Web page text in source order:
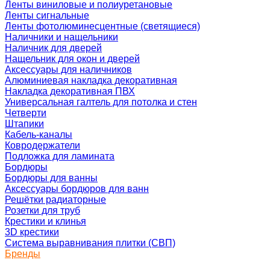
Ленты виниловые и полиуретановые
Ленты сигнальные
Ленты фотолюминесцентные (светящиеся)
Наличники и нащельники
Наличник для дверей
Нащельник для окон и дверей
Аксессуары для наличников
Алюминиевая накладка декоративная
Накладка декоративная ПВХ
Универсальная галтель для потолка и стен
Четверти
Штапики
Кабель-каналы
Ковродержатели
Подложка для ламината
Бордюры
Бордюры для ванны
Аксессуары бордюров для ванн
Решётки радиаторные
Розетки для труб
Крестики и клинья
3D крестики
Система выравнивания плитки (СВП)
Бренды